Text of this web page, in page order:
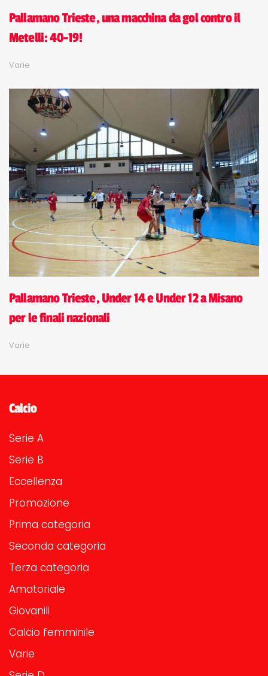
Pallamano Trieste, una macchina da gol contro il
Metelli: 40-19!
Varie
Pallamano Trieste, Under 14 e Under 12 a Misano
per le finali nazionali
Varie
Calcio
Serie A
Serie B
Eccellenza
Promozione
Prima categoria
Seconda categoria
Terza categoria
Amatoriale
Giovanili
Calcio femminile
Varie